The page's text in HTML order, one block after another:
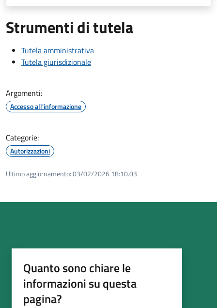
Strumenti di tutela
Tutela amministrativa
Tutela giurisdizionale
Argomenti:
Accesso all'informazione
Categorie:
Autorizzazioni
Ultimo aggiornamento:03/02/2026 18:10.03
Quanto sono chiare le
informazioni su questa
pagina?